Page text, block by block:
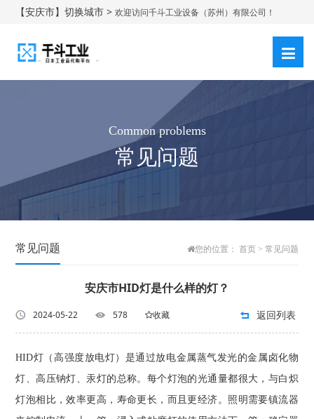
【安庆市】切换城市 >欢迎访问千斗工业设备（苏州）有限公司！
|注册
Common problems
常见问题
常见问题 您的位置： 首页> 常见问题
安庆市HID灯是什么样的灯？
2024-05-22 578 收藏 返回列表
HID灯（高强度放电灯）是通过放电金属蒸气发光的金属卤化物
灯、高压钠灯、汞灯的总称。每个灯泡的光通量都很大，与白炽
灯泡相比，效率更高，寿命更长，而且更经济。照明需要镇流器